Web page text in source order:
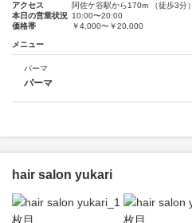
アクセス
阿佐ケ谷駅から170m （徒歩3分）
本日の営業状況 10:00〜20:00
価格帯
￥4,000〜￥20,000
メニュー
パーマ
パーマ
hair salon yukari